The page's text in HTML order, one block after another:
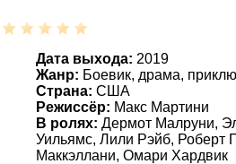
Дата выхода: 2019
Жанр: Боевик, драма,
Страна: США
Режиссёр: Макс Мартини
В ролях: Дермот Малруни,
Уильямс, Лили Рэйб, Роберт
Маккэллани, Омари Хардвик